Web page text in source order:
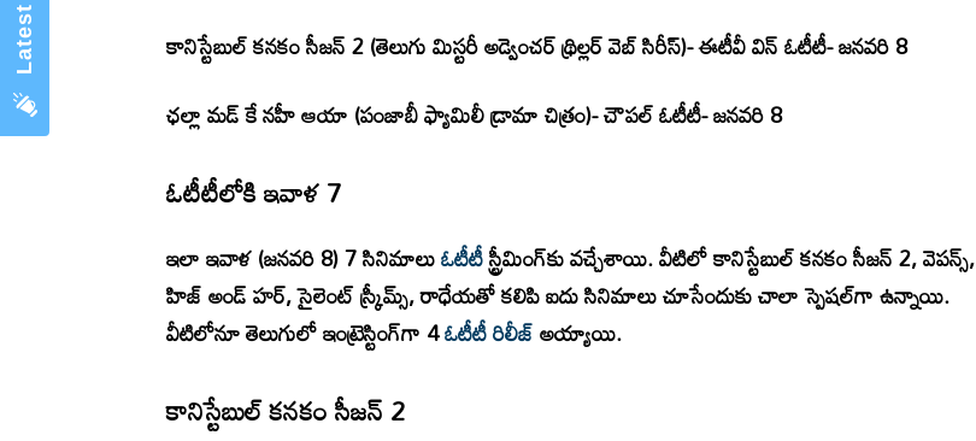
కానిస్టేబుల్ కనకం సీజన్ 2 (తెలుగు మిస్టరీ అడ్వెంచర్ థ్రిల్లర్ వెబ్ సిరీస్)- ఈటీవీ విన్ ఓటీటీ- జనవరి 8
ఛల్లా మడ్ కే నహీ ఆయా (పంజాబీ ఫ్యామిలీ డ్రామా చిత్రం)- చౌపల్ ఓటీటీ- జనవరి 8
ఓటీటీలోకి ఇవాళ 7
ఇలా ఇవాళ (జనవరి 8) 7 సినిమాలుఓటీటీస్ట్రీమింగ్‌కు వచ్చేశాయి. వీటిలో కానిస్టేబుల్ కనకం సీజన్ 2, వెపన్స్,
హిజ్ అండ్ హర్, సైలెంట్ స్క్రీమ్స్‌, రాధేయతో కలిపి ఐదు సినిమాలు చూసేందుకు చాలా స్పెషల్‌గా ఉన్నాయి.
వీటిలోనూ తెలుగులో ఇంట్రెస్టింగ్‌గా 4ఓటీటీ రిలీజ్అయ్యాయి.
కానిస్టేబుల్ కనకం సీజన్ 2